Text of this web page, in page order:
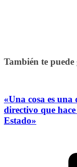
También te
«Una cosa es
directivo que
Estado»